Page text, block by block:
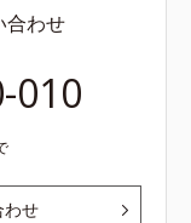
合わせ
010
わせ